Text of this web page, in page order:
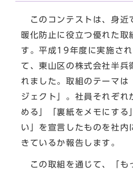
このコンテストは、身近
暖化防止に役立つ優れた取
す。平成19年度に実施さ
て、東山区の株式会社半兵
れました。取組のテーマは
ジェクト」。社員それぞれ
める」「裏紙をメモにする
い」を宣言したものを社内
きているか報告します。
この取組を通じて、「も